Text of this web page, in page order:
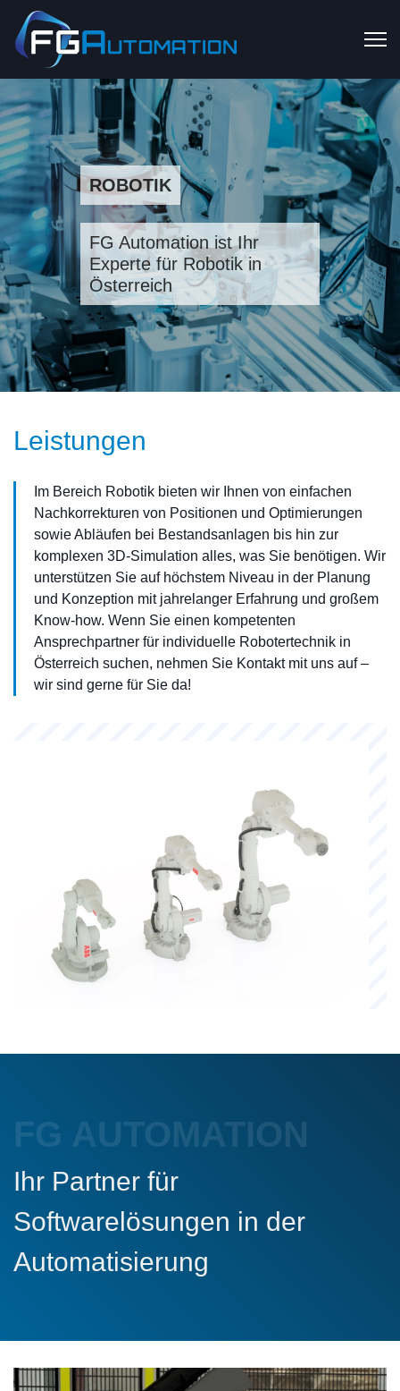
ROBOTIK
FG Automation ist Ihr
Experte für Robotik in
Österreich
Leistungen
Im Bereich Robotik bieten wir Ihnen von einfachen
Nachkorrekturen von Positionen und Optimierungen
sowie Abläufen bei Bestandsanlagen bis hin zur
komplexen 3D-Simulation alles, was Sie benötigen. Wir
unterstützen Sie auf höchstem Niveau in der Planung
und Konzeption mit jahrelanger Erfahrung und großem
Know-how. Wenn Sie einen kompetenten
Ansprechpartner für individuelle Robotertechnik in
Österreich suchen, nehmen Sie Kontakt mit uns auf –
wir sind gerne für Sie da!
FG AUTOMATION
Ihr Partner für
Softwarelösungen in der
Automatisierung